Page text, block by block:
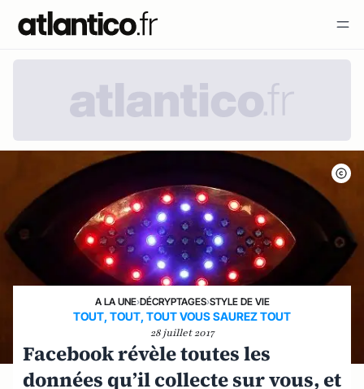
A LA UNE›DÉCRYPTAGES›STYLE DE VIE
TOUT, TOUT, TOUT VOUS SAUREZ TOUT
28 juillet 2017
Facebook révèle toutes les
données qu’il collecte sur vous, et